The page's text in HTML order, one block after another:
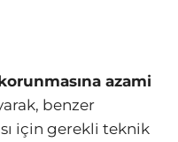
azami
benzer
için gerekli teknik